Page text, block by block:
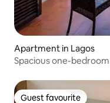
Apartment in Lagos
Spacious one-
Guest favourite